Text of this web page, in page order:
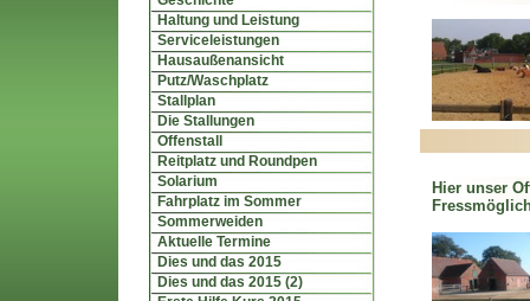
Haltung und Leistung
Serviceleistungen
Hausaußenansicht
Putz/Waschplatz
Stallplan
Die Stallungen
Offenstall
Reitplatz und Roundpen
Solarium
Fahrplatz im Sommer
Sommerweiden
Aktuelle Termine
Dies und das 2015
Dies und das 2015 (2)
Hier unser